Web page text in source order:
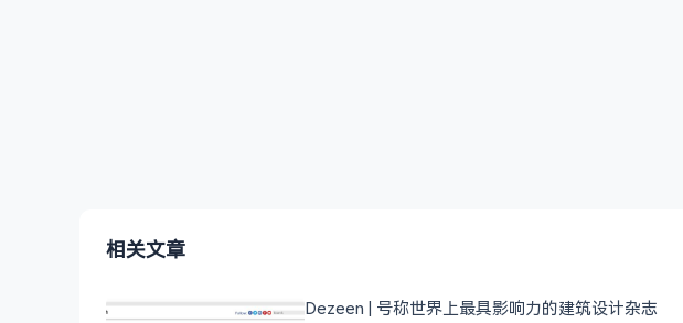
相关文章
Dezeen | 号称世界上最具影响力的建筑设计杂志